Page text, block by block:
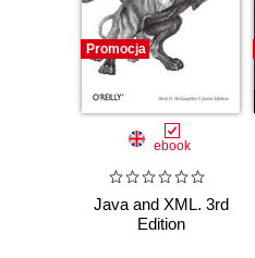
Promocja
ebook
Java and XML. 3rd
Edition